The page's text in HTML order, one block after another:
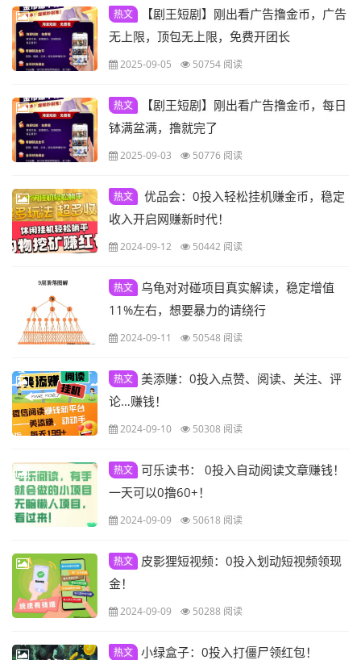
热文
【剧王短剧】刚出看广告撸金币，广告
无上限，顶包无上限，免费开团长
2025-09-05 50754 阅读
热文
【剧王短剧】刚出看广告撸金币，每日
钵满盆满，撸就完了
2025-09-03 50776 阅读
热文
​ 优品会：0投入轻松挂机赚金币，稳定
收入开启网赚新时代！
2024-09-12 50442 阅读
热文 乌龟对对碰项目真实解读，稳定增值
11%左右，想要暴力的请绕行
2024-09-11 50548 阅读
热文 美添赚：0投入点赞、阅读、关注、评
论…赚钱！
2024-09-10 50308 阅读
热文 可乐读书： 0投入自动阅读文章赚钱！
一天可以0撸60+！
2024-09-09 50618 阅读
热文
皮影狸短视频：0投入划动短视频领现
金！
2024-09-09 50288 阅读
热文 小绿盒子：0投入打僵尸领红包！